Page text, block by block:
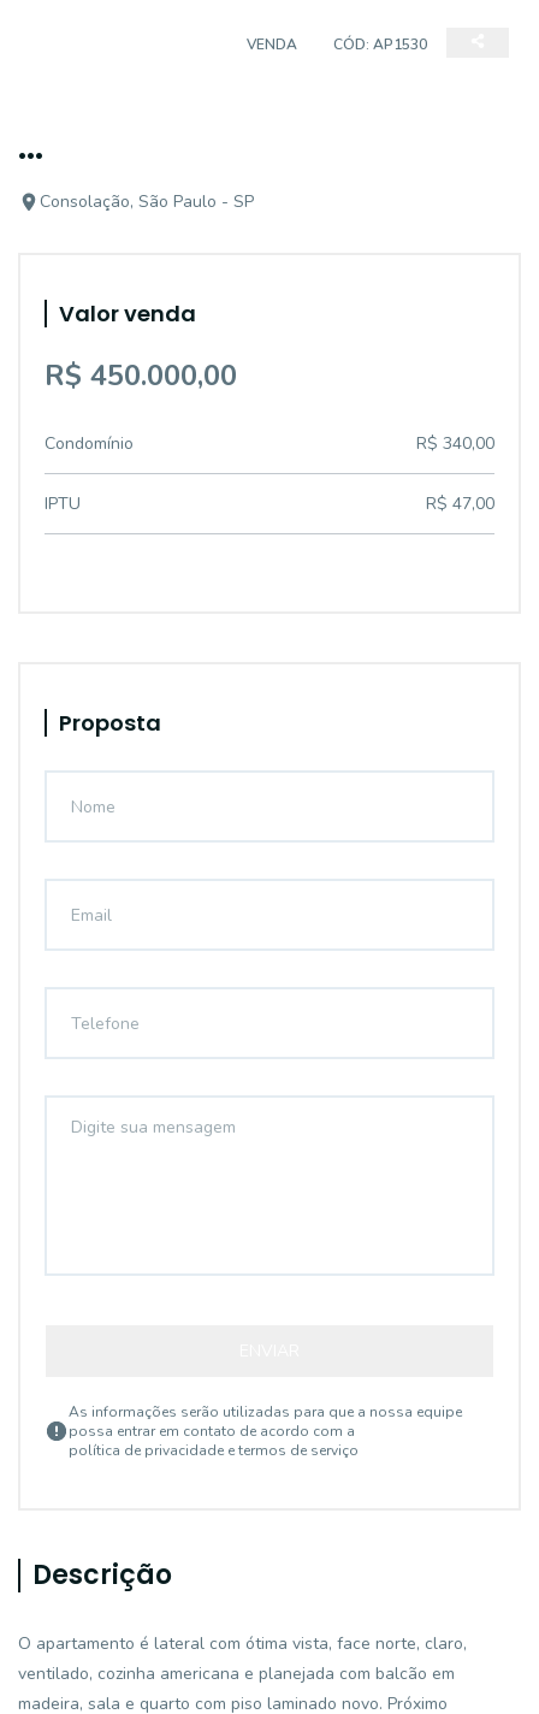
VENDA CÓD: AP1530
...
Consolação, São Paulo - SP
Valor venda
R$ 450.000,00
Condomínio R$ 340,00
IPTU R$ 47,00
Proposta
As informações serão utilizadas para que a nossa equipe
possa entrar em contato de acordo com a
política de privacidade e termos de serviço
Descrição
O apartamento é lateral com ótima vista, face norte, claro,
ventilado, cozinha americana e planejada com balcão em
madeira, sala e quarto com piso laminado novo. Próximo